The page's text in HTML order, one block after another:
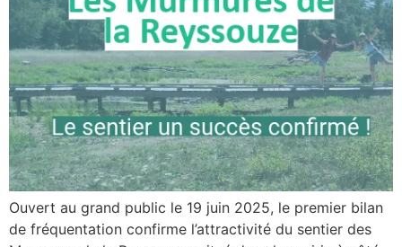
Ouvert au grand public le 19 juin 2025, le premier bilan
de fréquentation confirme l’attractivité du sentier des